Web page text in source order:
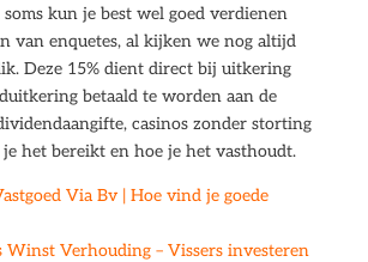
kun je best wel goed verdienen
van enquetes, al kijken we nog altijd
Deze 15% dient direct bij uitkering
betaald te worden aan de
casinos zonder storting
het bereikt en hoe je het vasthoudt.
Via Bv | Hoe vind je goede
Winst Verhouding – Vissers investeren